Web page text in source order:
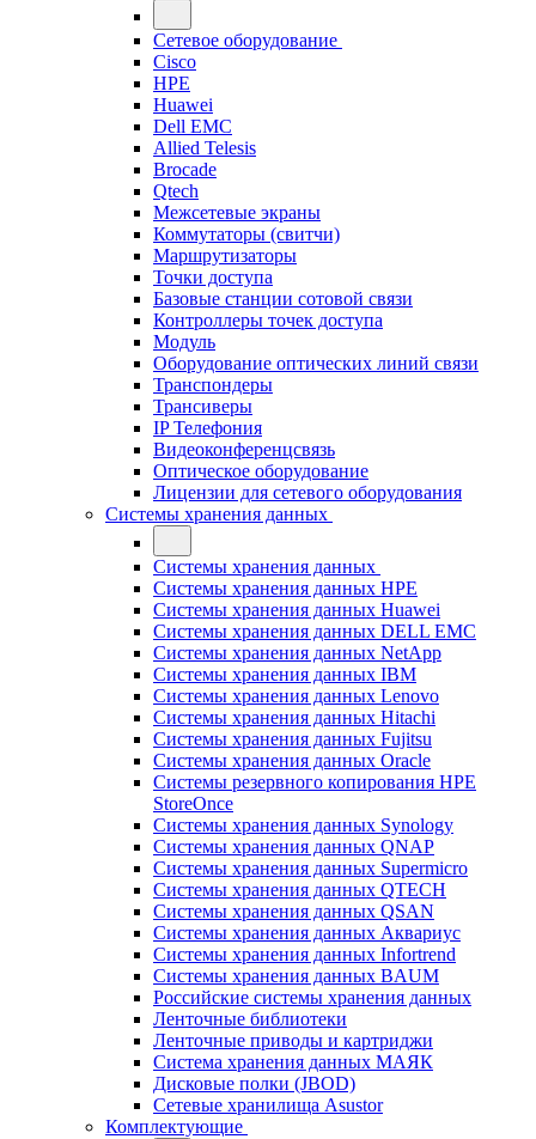
Сетевое оборудование
Cisco
HPE
Huawei
Dell EMC
Allied Telesis
Brocade
Qtech
Межсетевые экраны
Коммутаторы (свитчи)
Маршрутизаторы
Точки доступа
Базовые станции сотовой связи
Контроллеры точек доступа
Модуль
Оборудование оптических линий связи
Транспондеры
Трансиверы
IP Телефония
Видеоконференцсвязь
Оптическое оборудование
Лицензии для сетевого оборудования
Системы хранения данных
Системы хранения данных
Системы хранения данных HPE
Системы хранения данных Huawei
Системы хранения данных DELL EMC
Cистемы хранения данных NetApp
Системы хранения данных IBM
Системы хранения данных Lenovo
Системы хранения данных Hitachi
Системы хранения данных Fujitsu
Системы хранения данных Oracle
Системы резервного копирования HPE
StoreOnce
Системы хранения данных Synology
Системы хранения данных QNAP
Системы хранения данных Supermicro
Системы хранения данных QTECH
Системы хранения данных QSAN
Системы хранения данных Аквариус
Системы хранения данных Infortrend
Системы хранения данных BAUM
Российские системы хранения данных
Ленточные библиотеки
Ленточные приводы и картриджи
Система хранения данных МАЯК
Дисковые полки (JBOD)
Сетевые хранилища Asustor
Комплектующие